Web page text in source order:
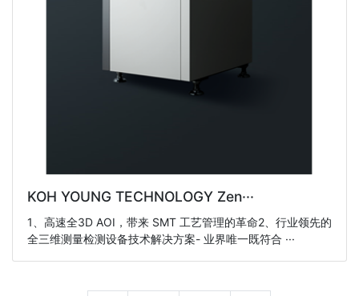
KOH YOUNG TECHNOLOGY Zen···
1、高速全3D AOI，带来 SMT 工艺管理的革命2、行业领先的
全三维测量检测设备技术解决方案- 业界唯一既符合 ···